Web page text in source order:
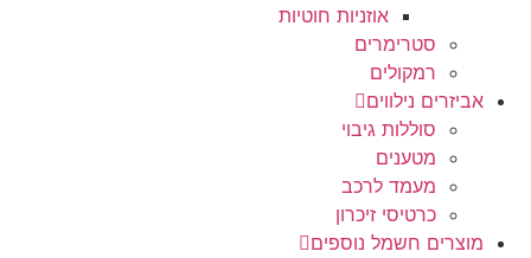
אוזניות חוטיות
סטרימרים
רמקולים
אביזרים נילווים
סוללות גיבוי
מטענים
מעמד לרכב
כרטיסי זיכרון
מוצרים חשמל נוספים